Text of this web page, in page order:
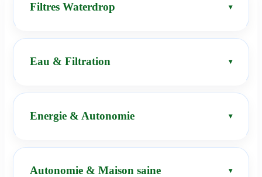
Filtres Waterdrop
Eau & Filtration
Energie & Autonomie
Autonomie & Maison saine